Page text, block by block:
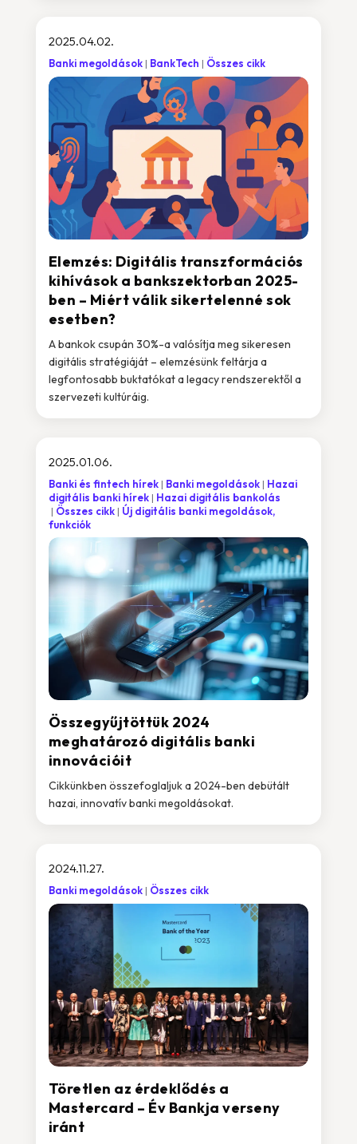
Elemzés: Digitális transzformációs
kihívások a bankszektorban 2025-
ben – Miért válik sikertelenné sok
esetben?
2025.04.02.
Banki megoldások BankTech Összes cikk
A bankok csupán 30%-a valósítja meg sikeresen
digitális stratégiáját – elemzésünk feltárja a
legfontosabb buktatókat a legacy rendszerektől a
szervezeti kultúráig.
Összegyűjtöttük 2024
meghatározó digitális banki
innovációit
2025.01.06.
Banki és fintech hírek Banki megoldások
Hazai
digitális banki hírek
Hazai digitális bankolás
Összes cikk
Új digitális banki megoldások,
funkciók
Cikkünkben összefoglaljuk a 2024-ben debütált
hazai, innovatív banki megoldásokat.
Töretlen az érdeklődés a
Mastercard – Év Bankja verseny
iránt
2024.11.27.
Banki megoldások Összes cikk